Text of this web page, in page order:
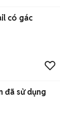
có gác
đã sử dụng